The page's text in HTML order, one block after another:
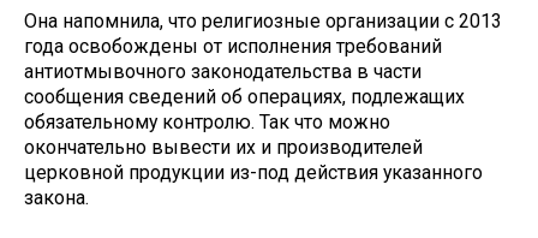
Она напомнила, что религиозные организации с 2013
года освобождены от исполнения требований
антиотмывочного законодательства в части
сообщения сведений об операциях, подлежащих
обязательному контролю. Так что можно
окончательно вывести их и производителей
церковной продукции из-под действия указанного
закона.